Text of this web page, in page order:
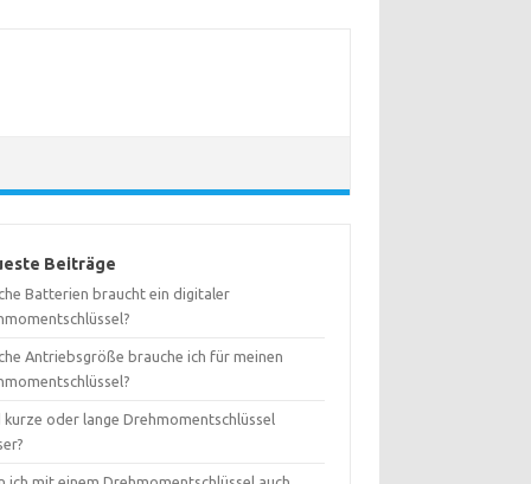
Beiträge
Batterien braucht ein digitaler
Antriebsgröße brauche ich für meinen
kurze oder lange Drehmomentschlüssel